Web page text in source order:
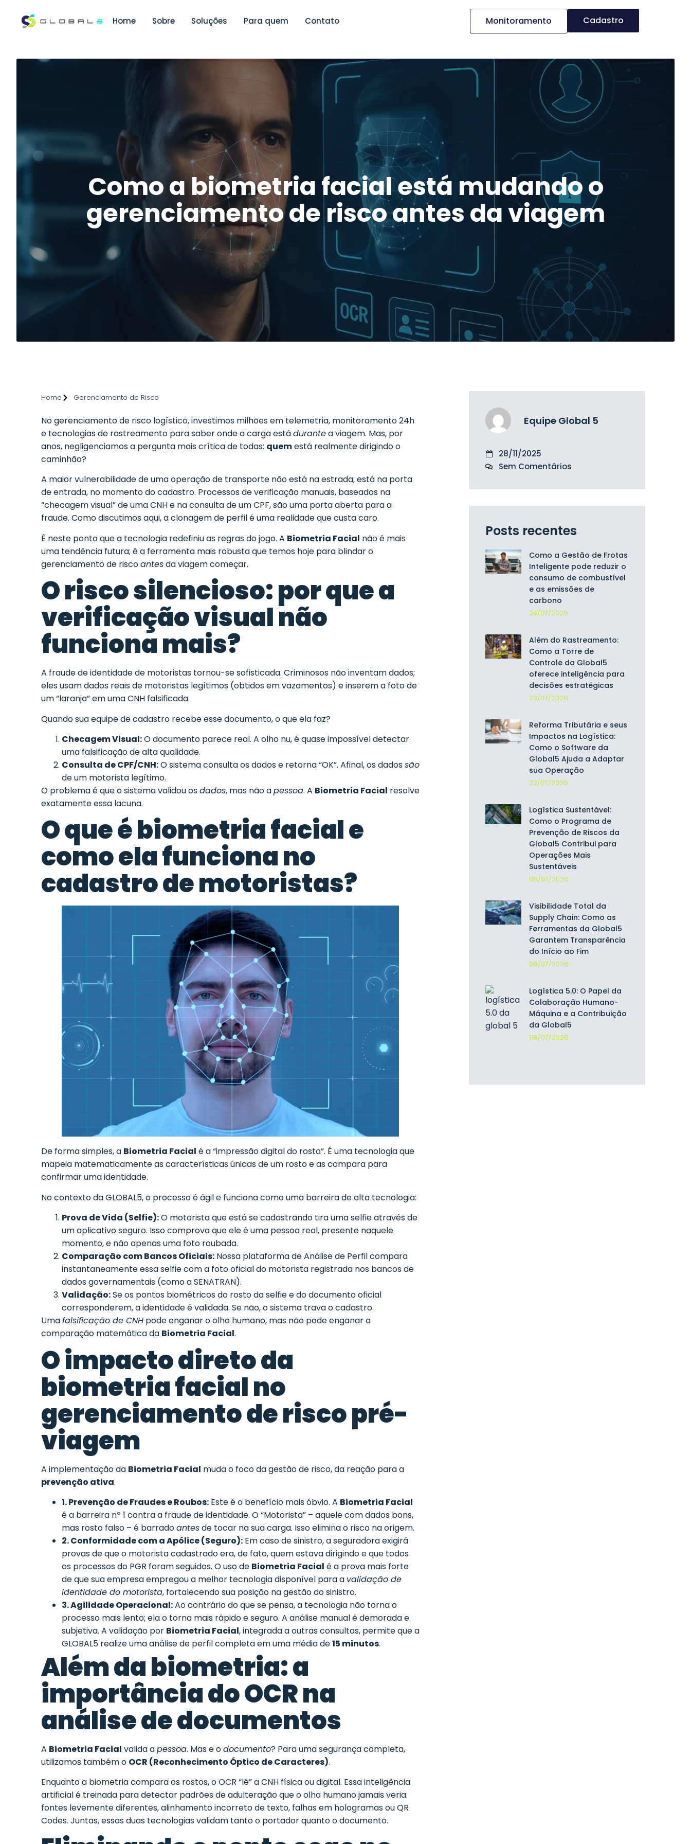
Home Sobre Soluções Para quem Contato Monitoramento Cadastro
Como a biometria facial está mudando o
gerenciamento de risco antes da viagem
Home Gerenciamento de Risco
No gerenciamento de risco logístico, investimos milhões em telemetria, monitoramento 24h
e tecnologias de rastreamento para saber onde a carga estádurantea viagem. Mas, por
anos, negligenciamos a pergunta mais crítica de todas: quemestá realmente dirigindo o
caminhão?
A maior vulnerabilidade de uma operação de transporte não está na estrada; está na porta
de entrada, no momento do cadastro. Processos de verificação manuais, baseados na
“checagem visual” de uma CNH e na consulta de um CPF, são uma porta aberta para a
fraude. Como discutimosaqui, a clonagem de perfil é uma realidade que custa caro.
É neste ponto que a tecnologia redefiniu as regras do jogo. A Biometria Facial não é mais
uma tendência futura; é a ferramenta mais robusta que temos hoje para blindar o
gerenciamento de riscoantesda viagem começar.
O risco silencioso: por que a
verificação visual não
funciona mais?
A fraude de identidade de motoristas tornou-se sofisticada. Criminosos não inventam dados;
eles usam dados reais de motoristas legítimos (obtidos em vazamentos) e inserem a foto de
um “laranja” em uma CNH falsificada.
Quando sua equipe de cadastro recebe esse documento, o que ela faz?
Checagem Visual:O documento parece real. A olho nu, é quase impossível detectar
uma falsificação de alta qualidade.
Consulta de CPF/CNH:O sistema consulta os dados e retorna “OK”. Afinal, os dadossão
de um motorista legítimo.
O problema é que o sistema validou osdados, mas não apessoa. A Biometria Facial resolve
exatamente essa lacuna.
O que é biometria facial e
como ela funciona no
cadastro de motoristas?
De forma simples, a Biometria Facial é a “impressão digital do rosto”. É uma tecnologia que
mapeia matematicamente as características únicas de um rosto e as compara para
confirmar uma identidade.
No contexto da GLOBAL5, o processo é ágil e funciona como uma barreira de alta tecnologia:
Prova de Vida (Selfie):O motorista que está se cadastrando tira uma selfie através de
um aplicativo seguro. Isso comprova que ele é uma pessoa real, presente naquele
momento, e não apenas uma foto roubada.
Comparação com Bancos Oficiais: Nossa plataforma de Análise de Perfil compara
instantaneamente essa selfie com a foto oficial do motorista registrada nos bancos de
dados governamentais (como a SENATRAN).
Validação:Se os pontos biométricos do rosto da selfie e do documento oficial
corresponderem, a identidade é validada. Se não, o sistema trava o cadastro.
Umafalsificação de CNH pode enganar o olho humano, mas não pode enganar a
comparação matemática da Biometria Facial.
O impacto direto da
biometria facial no
gerenciamento de risco pré-
viagem
A implementação da Biometria Facial muda o foco da gestão de risco, da reação para a
prevenção ativa.
1. Prevenção de Fraudes e Roubos: Este é o benefício mais óbvio. A Biometria Facial
é a barreira nº 1 contra a fraude de identidade. O “Motorista” – aquele com dados bons,
mas rosto falso – é barradoantesde tocar na sua carga. Isso elimina o risco na origem.
2. Conformidade com a Apólice (Seguro): Em caso de sinistro, a seguradora exigirá
provas de que o motorista cadastrado era, de fato, quem estava dirigindo e que todos
os processos do PGR foram seguidos. O uso de Biometria Facial é a prova mais forte
de que sua empresa empregou a melhor tecnologia disponível para a validação de
identidade do motorista, fortalecendo sua posição na gestão do sinistro.
3. Agilidade Operacional:Ao contrário do que se pensa, a tecnologia não torna o
processo mais lento; ela o torna mais rápido e seguro. A análise manual é demorada e
subjetiva. A validação por Biometria Facial, integrada a outras consultas, permite que a
GLOBAL5 realize uma análise de perfil completa em uma média de15 minutos.
Além da biometria: a
importância do OCR na
análise de documentos
A Biometria Facial valida apessoa. Mas e odocumento? Para uma segurança completa,
utilizamos também o OCR (Reconhecimento Óptico de Caracteres).
Enquanto a biometria compara os rostos, o OCR “lê” a CNH física ou digital. Essainteligência
artificialé treinada para detectar padrões de adulteração que o olho humano jamais veria:
fontes levemente diferentes, alinhamento incorreto de texto, falhas em hologramas ou QR
Codes. Juntas, essas duas tecnologias validam tanto o portador quanto o documento.
Equipe Global 5
28/11/2025
Sem Comentários
Posts recentes
Como a Gestão de Frotas
Inteligente pode reduzir o
consumo de combustível
e as emissões de
carbono
24/07/2026
Além do Rastreamento:
Como a Torre de
Controle da Global5
oferece inteligência para
decisões estratégicas
23/07/2026
Reforma Tributária e seus
Impactos na Logística:
Como o Software da
Global5 Ajuda a Adaptar
sua Operação
22/07/2026
Logística Sustentável:
Como o Programa de
Prevenção de Riscos da
Global5 Contribui para
Operações Mais
Sustentáveis
08/07/2026
Visibilidade Total da
Supply Chain: Como as
Ferramentas da Global5
Garantem Transparência
do Início ao Fim
08/07/2026
Logística 5.0: O Papel da
Colaboração Humano-
Máquina e a Contribuição
da Global5
08/07/2026